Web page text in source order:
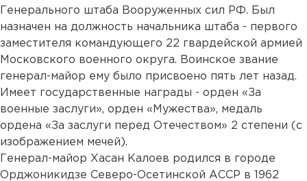
Генерального штаба Вооруженных сил РФ. Был
назначен на должность начальника штаба - первого
заместителя командующего 22 гвардейской армией
Московского военного округа. Воинское звание
генерал-майор ему было присвоено пять лет назад.
Имеет государственные награды - орден «За
военные заслуги», орден «Мужества», медаль
ордена «За заслуги перед Отечеством» 2 степени (с
изображением мечей).
Генерал-майор Хасан Калоев родился в городе
Орджоникидзе Северо-Осетинской АССР в 1962